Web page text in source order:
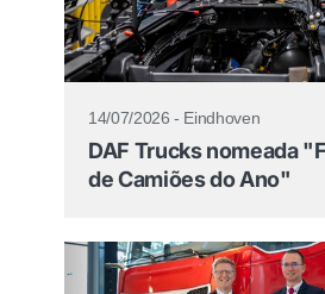
14/07/2026 - Eindhoven
DAF Trucks nomeada
de Camiões do Ano"